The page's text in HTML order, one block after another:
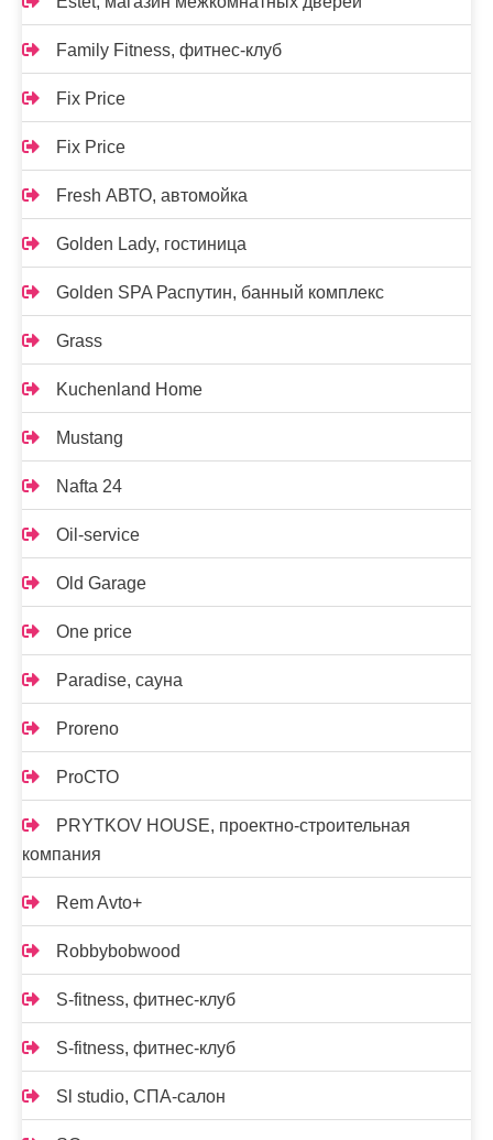
Family Fitness, фитнес-клуб
Fix Price
Fix Price
Fresh АВТО, автомойка
Golden Lady, гостиница
Golden SPA Распутин, банный комплекс
Grass
Kuchenland Home
Mustang
Nafta 24
Oil-service
Old Garage
One price
Paradise, сауна
Proreno
ProСТО
PRYTKOV HOUSE, проектно-строительная
компания
Rem Avto+
Robbybobwood
S-fitness, фитнес-клуб
S-fitness, фитнес-клуб
Sl studio, СПА-салон